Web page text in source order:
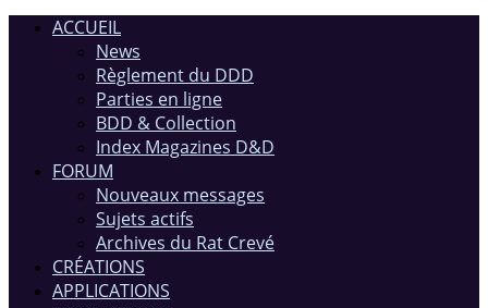
ACCUEIL
News
Règlement du DDD
Parties en ligne
BDD & Collection
Index Magazines D&D
FORUM
Nouveaux messages
Sujets actifs
Archives du Rat Crevé
CRÉATIONS
APPLICATIONS